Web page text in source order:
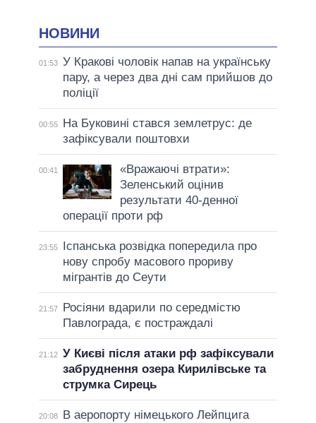
НОВИНИ
01:53 У Кракові чоловік напав на українську
пару, а через два дні сам прийшов до
поліції
00:55
На Буковині стався землетрус: де
зафіксували поштовхи
00:41
«Вражаючі втрати»:
Зеленський оцінив
результати 40-денної
операції проти рф
23:55
Іспанська розвідка попередила про
нову спробу масового прориву
мігрантів до Сеути
21:57
Росіяни вдарили по середмістю
Павлограда, є постраждалі
21:12 У Києві після атаки рф зафіксували
забруднення озера Кирилівське та
струмка Сирець
20:08
В аеропорту німецького Лейпцига